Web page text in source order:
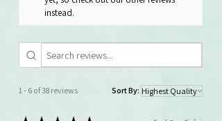
instead.
1 - 6 of 38 reviews Sort By: